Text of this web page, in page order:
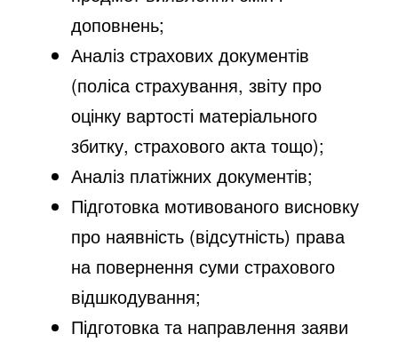
доповнень;
Аналіз страхових документів
(поліса страхування, звіту про
оцінку вартості матеріального
збитку, страхового акта тощо);
Аналіз платіжних документів;
Підготовка мотивованого висновку
про наявність (відсутність) права
на повернення суми страхового
відшкодування;
Підготовка та направлення заяви